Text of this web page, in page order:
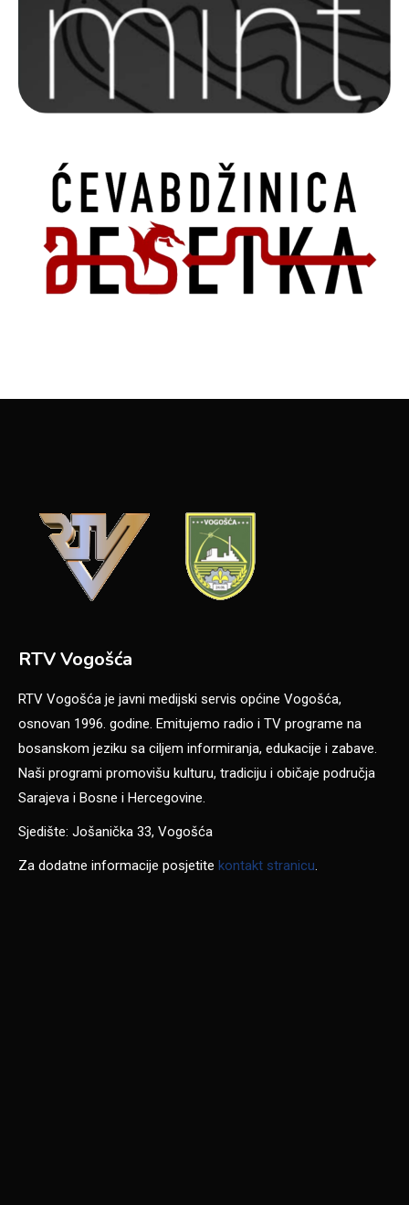
RTV Vogošća
RTV Vogošća je javni medijski servis općine Vogošća,
osnovan 1996. godine. Emitujemo radio i TV programe na
bosanskom jeziku sa ciljem informiranja, edukacije i zabave.
Naši programi promovišu kulturu, tradiciju i običaje područja
Sarajeva i Bosne i Hercegovine.
Sjedište: Jošanička 33, Vogošća
Za dodatne informacije posjetite kontakt stranicu.